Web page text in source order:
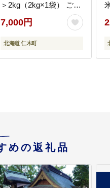
＞2kg（2kg×1袋） ご飯
ライス 白米 精米 ブラン
ド米 おにぎり お弁当 北
海道産 産地直送 時短 朝
ん [株式会社 松原米穀]
7,000円
北海道 仁木町
めの返礼品